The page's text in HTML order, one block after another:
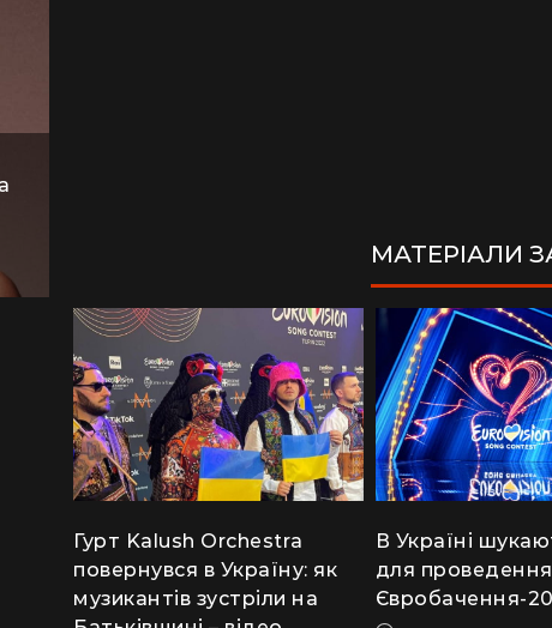
МАТЕРІАЛИ
Гурт Kalush Orchestra
повернувся в Україну: як
музикантів зустріли на
В Україні
для проведення
Євробачення-